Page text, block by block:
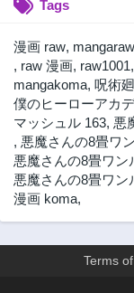
Tags
漫画 raw, mangaraw
, raw 漫画, raw1001,
mangakoma, 呪術
僕のヒーローアカ
マッシュル 163, 悪
, 悪魔さんの8畳ワ
悪魔さんの8畳ワ
悪魔さんの8畳ワ
漫画 koma,
Terms